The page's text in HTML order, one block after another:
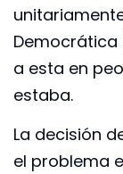
Democrática
a esta en
estaba.
La decisión
el problema